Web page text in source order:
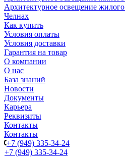
Архитектурное освещение
Челнах
Как купить
Условия оплаты
Условия доставки
Гарантия на товар
О компании
О нас
База знаний
Новости
Документы
Карьера
Реквизиты
Контакты
Контакты
+7 (949) 335-34-24
+7 (949) 335-34-24